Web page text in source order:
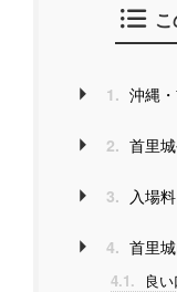
1. 沖縄
2. 首里
3. 入場
4. 首里
4.1.
良い